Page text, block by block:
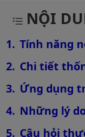
Mô tả chi
NỘI
Tính năng
Chi tiết
Ứng dụng
Những lý
Câu hỏi